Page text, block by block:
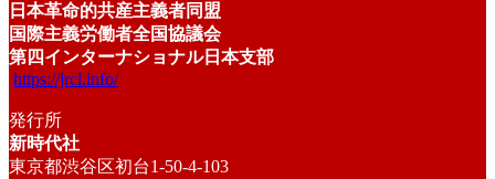
日本革命的共産主義者同盟
国際主義労働者全国協議会
第四インターナショナル日本支部
https://jrcl.info/
発行所
新時代社
東京都渋谷区初台1-50-4-103